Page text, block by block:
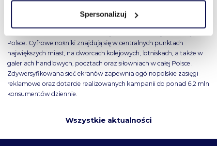
Spersonalizuj
Digital Network S.A. to spółka holdingowa działająca na rynku
cyfrowej reklamy zewnętrznej (Digital Out of Home). Za
Polsce. Cyfrowe nośniki znajdują się w centralnych punktach
największych miast, na dworcach kolejowych, lotniskach, a także w
galeriach handlowych, pocztach oraz siłowniach w całej Polsce.
Zdywersyfikowana sieć ekranów zapewnia ogólnopolskie zasięgi
reklamowe oraz dotarcie realizowanych kampanii do ponad 6,2 mln
konsumentów dziennie.
Wszystkie aktualności